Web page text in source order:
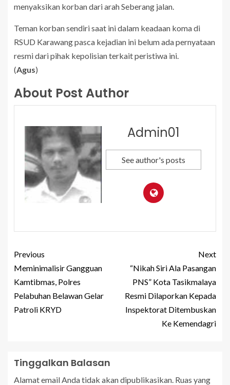
menyaksikan korban dari arah Seberang jalan.
Teman korban sendiri saat ini dalam keadaan koma di
RSUD Karawang pasca kejadian ini belum ada pernyataan
resmi dari pihak kepolisian terkait peristiwa ini.
(Agus)
About Post Author
Admin01
See author's posts
Previous
Meminimalisir Gangguan
Kamtibmas, Polres
Pelabuhan Belawan Gelar
Patroli KRYD
Next
“Nikah Siri Ala Pasangan
PNS” Kota Tasikmalaya
Resmi Dilaporkan Kepada
Inspektorat Ditembuskan
Ke Kemendagri
Tinggalkan Balasan
Alamat email Anda tidak akan dipublikasikan. Ruas yang